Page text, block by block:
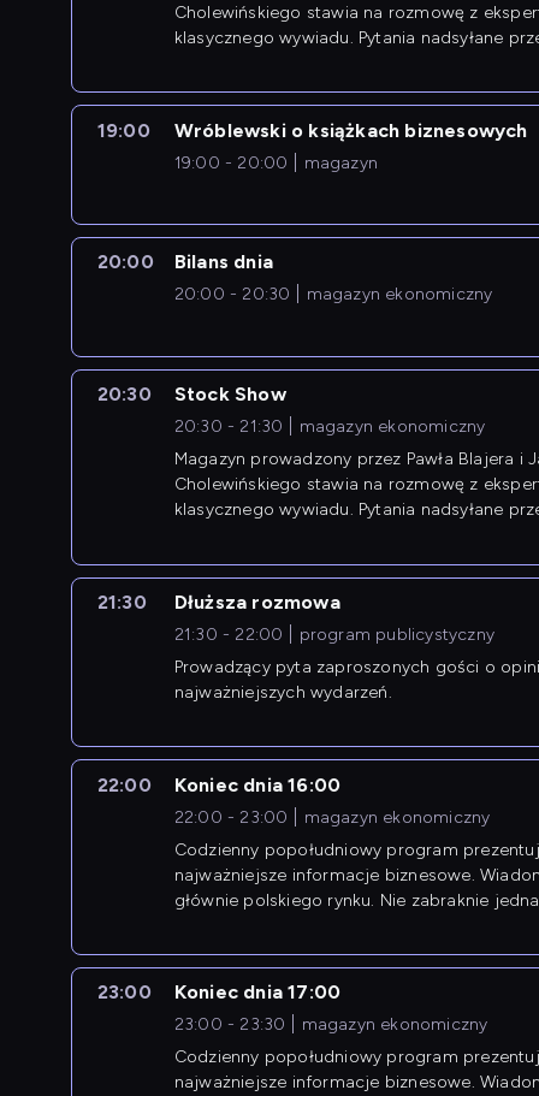
Cholewińskiego stawia na rozmowę z
klasycznego wywiadu. Pytania nadsyłane
19:00 Wróblewski o książkach biznesowych
19:00 - 20:00 magazyn
20:00 Bilans dnia
20:00 - 20:30 magazyn ekonomiczny
20:30 Stock Show
20:30 - 21:30
magazyn ekonomiczny
Magazyn prowadzony przez Pawła Blajera i
Cholewińskiego stawia na rozmowę z
klasycznego wywiadu. Pytania nadsyłane
21:30 Dłuższa rozmowa
21:30 - 22:00
program publicystyczny
Prowadzący pyta zaproszonych gości o
najważniejszych wydarzeń.
22:00 Koniec dnia 16:00
22:00 - 23:00
magazyn ekonomiczny
Codzienny popołudniowy program
najważniejsze informacje biznesowe.
głównie polskiego rynku. Nie zabraknie
23:00 Koniec dnia 17:00
23:00 - 23:30
magazyn ekonomiczny
Codzienny popołudniowy program
najważniejsze informacje biznesowe.